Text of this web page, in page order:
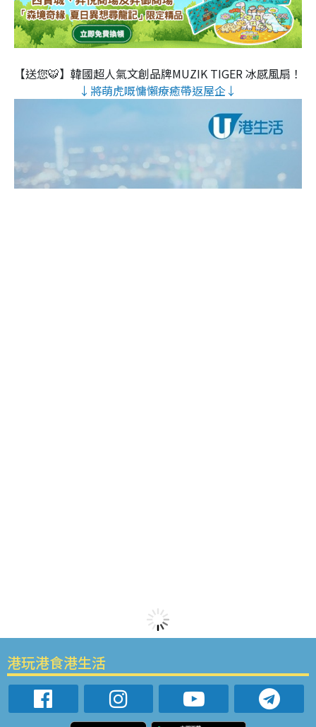
【送您🐯】韓國超人氣文創品牌MUZIK TIGER 冰感風扇！
↓將萌虎嘅慵懶療癒帶返屋企↓
港玩港食港生活